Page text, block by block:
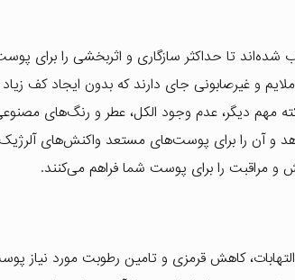
شده‌اند تا حداکثر سازگاری و اثربخشی را
و غیرصابونی جای دارند که بدون ایجاد کف
مهم دیگر، عدم وجود الکل، عطر و رنگ‌های
و آن را برای پوست‌های مستعد واکنش‌های
و مراقبت را برای پوست شما فراهم می‌کنند.
کاهش قرمزی و تامین رطوبت مورد نیاز